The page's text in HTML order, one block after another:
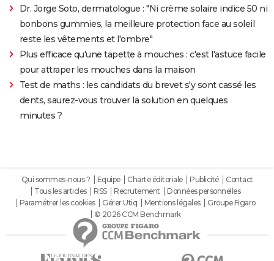
Dr. Jorge Soto, dermatologue : "Ni crème solaire indice 50 ni
bonbons gummies, la meilleure protection face au soleil
reste les vêtements et l'ombre"
Plus efficace qu'une tapette à mouches : c'est l'astuce facile
pour attraper les mouches dans la maison
Test de maths : les candidats du brevet s'y sont cassé les
dents, saurez-vous trouver la solution en quelques
minutes ?
Qui sommes-nous ? Equipe Charte éditoriale Publicité
Contact
Tous les articles
RSS Recrutement
Données personnelles
Paramétrer les cookies
Gérer Utiq Mentions légales
Groupe Figaro
© 2026 CCM Benchmark